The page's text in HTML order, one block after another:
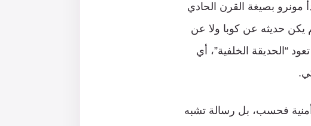
مونرو بصيغة القرن الحادي
حديثه عن كوبا ولا عن
“الحديقة الخلفية”، أي
فحسب، بل رسالة تشبه